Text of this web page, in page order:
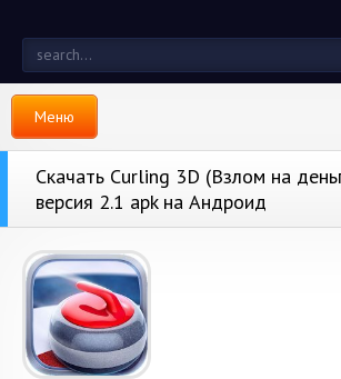
Меню
Скачать Curling 3D (Взлом на
версия 2.1 apk на Андроид